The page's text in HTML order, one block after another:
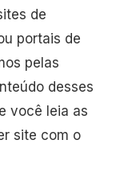
de
portais de
pelas
desses
você leia as
site com o